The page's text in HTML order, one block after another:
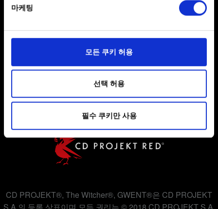
Find out more about how your personal data is processed
일부 쿠키는 웹 사이트를 정상적으로 이용하기 위해
관련 기술적 피드백을 제공하여 사용자의 웹사이트 이용
환경을 개선하기 위해 사용됩니다. 예를 들어, 소셜
미디어를 통해 사용자와 소통할 경우, 사용자의 선호도를
파악하기 위해 쿠키의 일부를 저희 파트너와 공유할 수도
있습니다. 물론, 이처럼 선택적으로 쿠키를 사용할
경우에는 사용자의 동의를 구할 것입니다.
쿠키 사용에 관한 세부 사항이나 관련 설정은 아래의
"Settings" 메뉴에서 확인할 수 있습니다.
마케팅
모든 쿠키 허용
선택 허용
필수 쿠키만 사용
사용자 약관 동의
CD PROJEKT®, The Witcher®, GWENT®은 CD PROJEKT